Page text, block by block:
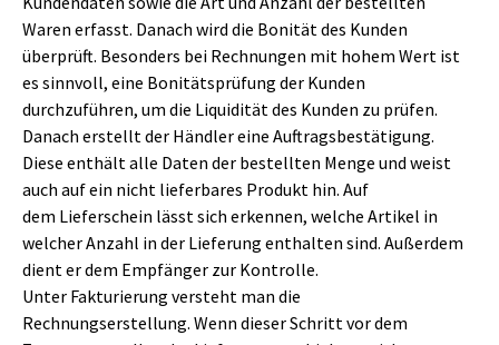
Waren erfasst. Danach wird die Bonität des Kunden
überprüft. Besonders bei Rechnungen mit hohem Wert ist
es sinnvoll, eine Bonitätsprüfung der Kunden
durchzuführen, um die Liquidität des Kunden zu prüfen.
Danach erstellt der Händler eine Auftragsbestätigung.
Diese enthält alle Daten der bestellten Menge und weist
auch auf ein nicht lieferbares Produkt hin. Auf
dem Lieferschein lässt sich erkennen, welche Artikel in
welcher Anzahl in der Lieferung enthalten sind. Außerdem
dient er dem Empfänger zur Kontrolle.
Unter Fakturierung versteht man die
Rechnungserstellung. Wenn dieser Schritt vor dem